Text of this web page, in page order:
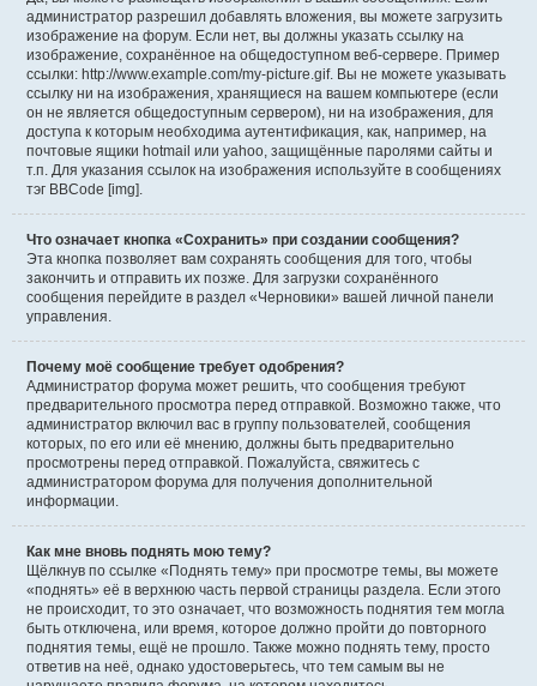
администратор разрешил добавлять вложения, вы можете загрузить
изображение на форум. Если нет, вы должны указать ссылку на
изображение, сохранённое на общедоступном веб-сервере. Пример
ссылки: http://www.example.com/my-picture.gif. Вы не можете указывать
ссылку ни на изображения, хранящиеся на вашем компьютере (если
он не является общедоступным сервером), ни на изображения, для
доступа к которым необходима аутентификация, как, например, на
почтовые ящики hotmail или yahoo, защищённые паролями сайты и
т.п. Для указания ссылок на изображения используйте в сообщениях
тэг BBCode [img].
Что означает кнопка «Сохранить» при создании сообщения?
Эта кнопка позволяет вам сохранять сообщения для того, чтобы
закончить и отправить их позже. Для загрузки сохранённого
сообщения перейдите в раздел «Черновики» вашей личной панели
управления.
Почему моё сообщение требует одобрения?
Администратор форума может решить, что сообщения требуют
предварительного просмотра перед отправкой. Возможно также, что
администратор включил вас в группу пользователей, сообщения
которых, по его или её мнению, должны быть предварительно
просмотрены перед отправкой. Пожалуйста, свяжитесь с
администратором форума для получения дополнительной
информации.
Как мне вновь поднять мою тему?
Щёлкнув по ссылке «Поднять тему» при просмотре темы, вы можете
«поднять» её в верхнюю часть первой страницы раздела. Если этого
не происходит, то это означает, что возможность поднятия тем могла
быть отключена, или время, которое должно пройти до повторного
поднятия темы, ещё не прошло. Также можно поднять тему, просто
ответив на неё, однако удостоверьтесь, что тем самым вы не